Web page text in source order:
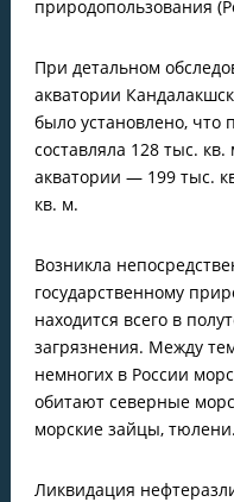
природопользования
При детальном
акватории
было установлено, что
составляла 128 тыс.
акватории — 199 тыс.
кв. м.
Возникла
государственному
находится всего в
загрязнения. Между
немногих в России
обитают северные
морские зайцы, тюлени.
Ликвидация